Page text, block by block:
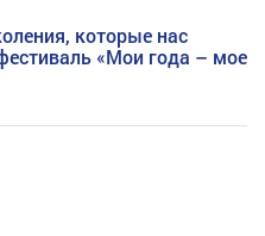
которые нас
«Мои года – мое